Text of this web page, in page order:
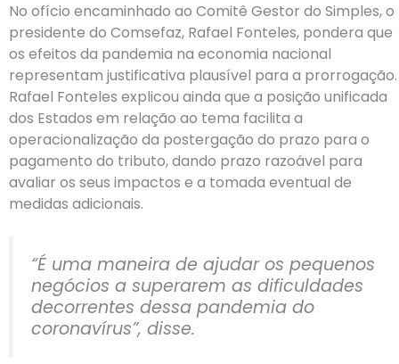
No ofício encaminhado ao Comitê Gestor do Simples, o
presidente do Comsefaz, Rafael Fonteles, pondera que
os efeitos da pandemia na economia nacional
representam justificativa plausível para a prorrogação.
Rafael Fonteles explicou ainda que a posição unificada
dos Estados em relação ao tema facilita a
operacionalização da postergação do prazo para o
pagamento do tributo, dando prazo razoável para
avaliar os seus impactos e a tomada eventual de
medidas adicionais.
“É uma maneira de ajudar os pequenos
negócios a superarem as dificuldades
decorrentes dessa pandemia do
coronavírus”, disse.